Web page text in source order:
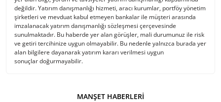
değildir. Yatırım danışmanlığı hizmeti, aracı kurumlar, portföy yönetim
şirketleri ve mevduat kabul etmeyen bankalar ile müşteri arasında
imzalanacak yatırım danışmanlığı sözleşmesi çerçevesinde
sunulmaktadır. Bu haberde yer alan görüşler, mali durumunuz ile risk
ve getiri tercihinize uygun olmayabilir. Bu nedenle yalnızca burada yer
alan bilgilere dayanarak yatırım kararı verilmesi uygun
sonuçlar doğurmayabilir.
MANŞET HABERLERI